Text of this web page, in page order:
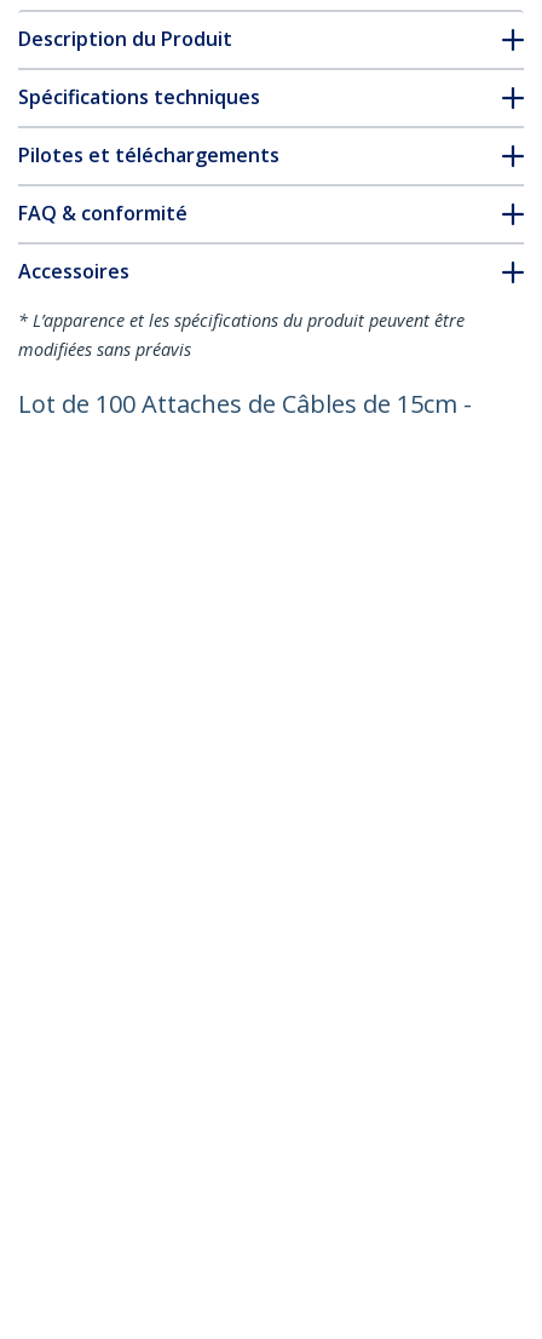
Description du Produit
Spécifications techniques
Pilotes et téléchargements
FAQ & conformité
Accessoires
* L’apparence et les spécifications du produit peuvent être
modifiées sans préavis
Lot de 100 Attaches de Câbles de 15cm -